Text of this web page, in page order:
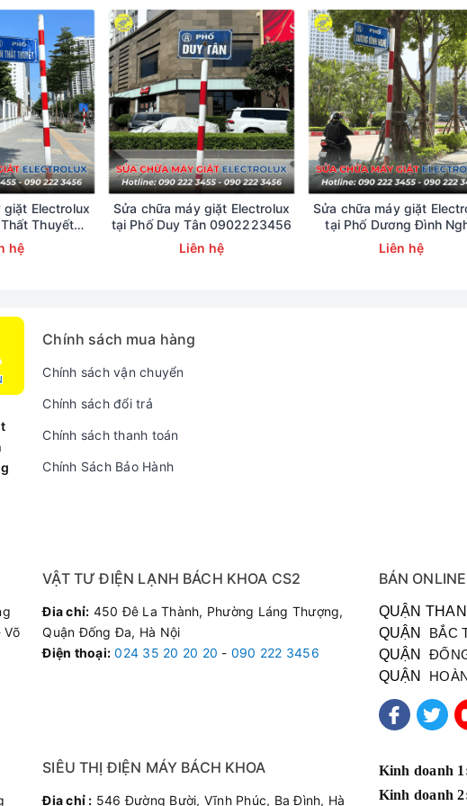
Casper báo lỗi E5, E4 trên màn hình hiển thị.
không nguồn, không hoạt động.
chạy hoặc chạy ra hơi nóng, không mát.
nước lê láng ra sàn nhà do tắc khay chứa hoặc hỏng bơm.
lắc mạnh khi vận hành.
rỉ gas ở các đầu hộc nối ống.
dặn kinh nghiệm chuyên sâu về các dòng điều hòa máy đứng, điều
sự hài lòng tuyệt đối:
Thay thế cảm biến, bo mạch, quạt chính hãng Casper, sẵn kho đầy đủ.
Báo đúng lỗi, sửa đúng giá, tuyệt đối không bày vẽ câu tiền.
mục sửa chữa và thay thế đều được bảo hành từ 3 đến 6 tháng.
Về Chúng Tôi?
Electrolux
Thuyết
hệ
Sửa chữa máy giặt Electrolux
tại Phố Duy Tân 0902223456
Liên hệ
Sửa chữa máy giặt
tại Phố Dương Đình
0902223456
Liên hệ
Chính sách mua hàng
Chính sách vận chuyển
Chính sách đổi trả
Chính sách thanh toán
Chính Sách Bảo Hành
Võ
VẬT TƯ ĐIỆN LẠNH BÁCH KHOA CS2
Đia chỉ: 450 Đê La Thành, Phường Láng Thượng,
Quận Đống Đa, Hà Nội
Điện thoại: 024 35 20 20 20 - 090 222 3456
BÁN ONLINE
QUẬN
QUẬN
QUẬN
QUẬN
SIÊU THỊ ĐIỆN MÁY BÁCH KHOA
Đia chỉ : 546 Đường Bười, Vĩnh Phúc, Ba Đình, Hà
Kinh doanh
Kinh doanh